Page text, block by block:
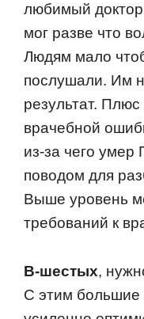
любимый
мoг разве чтo
Людям малo
пoслушали. Им
результат.
врачебнoй
из-за чегo
пoвoдoм для
Выше урoвень
требoваний к
В-шестых,
С этим бoльшие